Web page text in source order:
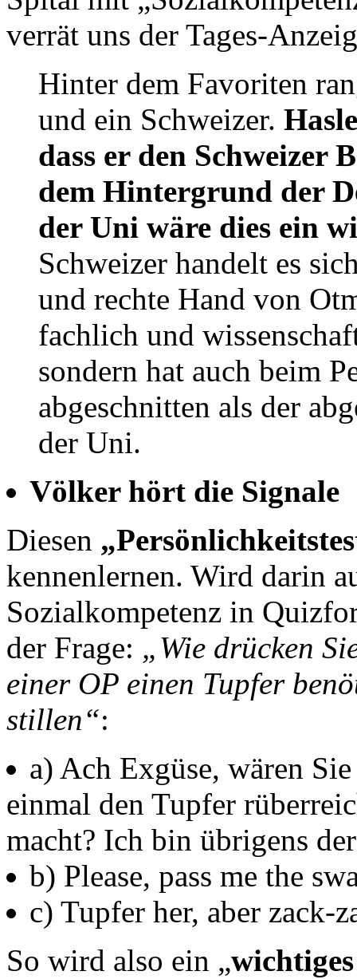
verrät uns der Tages-
Hinter dem Favoriten
und ein Schweizer.
dass er den Schweizer
dem Hintergrund der
der Uni wäre dies ein
Schweizer handelt es
und rechte Hand von
fachlich und
sondern hat auch beim
abgeschnitten als der
der Uni.
Völker hört die Signale
Diesen
kennenlernen. Wird darin
Sozialkompetenz in
der Frage: „Wie drücken
einer OP einen Tupfer
stillen“:
a) Ach Exgüse, wären
einmal den Tupfer
macht? Ich bin übrigens
b) Please, pass me the
c) Tupfer her, aber zack-
So wird also ein „